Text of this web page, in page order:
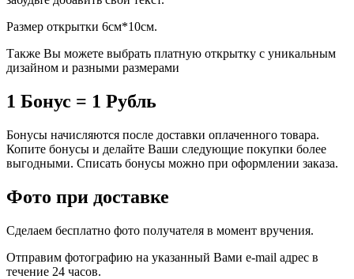
Размер открытки 6см*10см.
Также Вы можете выбрать платную открытку с уникальным
дизайном и разными размерами
1 Бонус = 1 Рубль
Бонусы начисляются после доставки оплаченного товара.
Копите бонусы и делайте Ваши следующие покупки более
выгодными. Списать бонусы можно при оформлении заказа.
Фото при доставке
Сделаем бесплатно фото получателя в момент вручения.
Отправим фотографию на указанный Вами e-mail адрес в
течение 24 часов.